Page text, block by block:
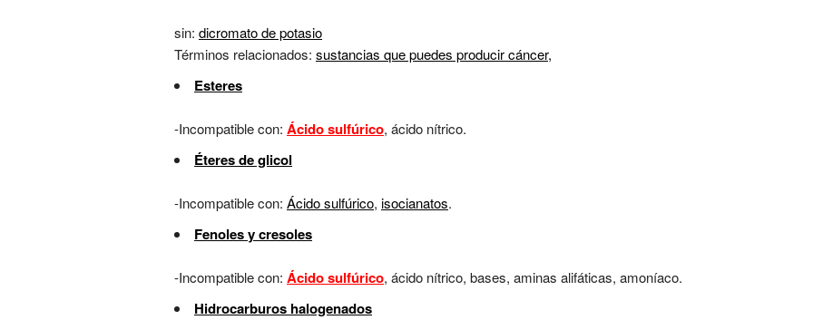
sin: dicromato de potasio
Términos relacionados: sustancias que puedes producir cáncer,
Esteres
-Incompatible con: Ácido sulfúrico, ácido nítrico.
Éteres de glicol
-Incompatible con: Ácido sulfúrico, isocianatos.
Fenoles y cresoles
-Incompatible con: Ácido sulfúrico, ácido nítrico, bases, aminas alifáticas, amoníaco.
Hidrocarburos halogenados